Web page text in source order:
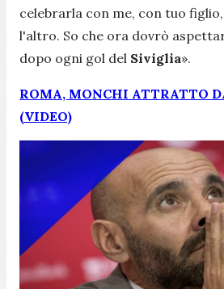
celebrarla con me, con tuo
l'altro. So che ora dovrò
dopo ogni gol del Siviglia».
ROMA, MONCHI ATTRATTO
(VIDEO)